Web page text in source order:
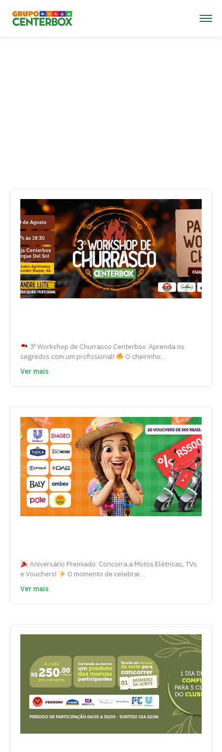
3º Workshop de Churrasco Centerbox: Aprenda os
segredos com um profissional!
O cheirinho…
Ver mais
Aniversário Premiado: Concorra a Motos Elétricas, TVs
e Vouchers!
O momento de celebrar…
Ver mais